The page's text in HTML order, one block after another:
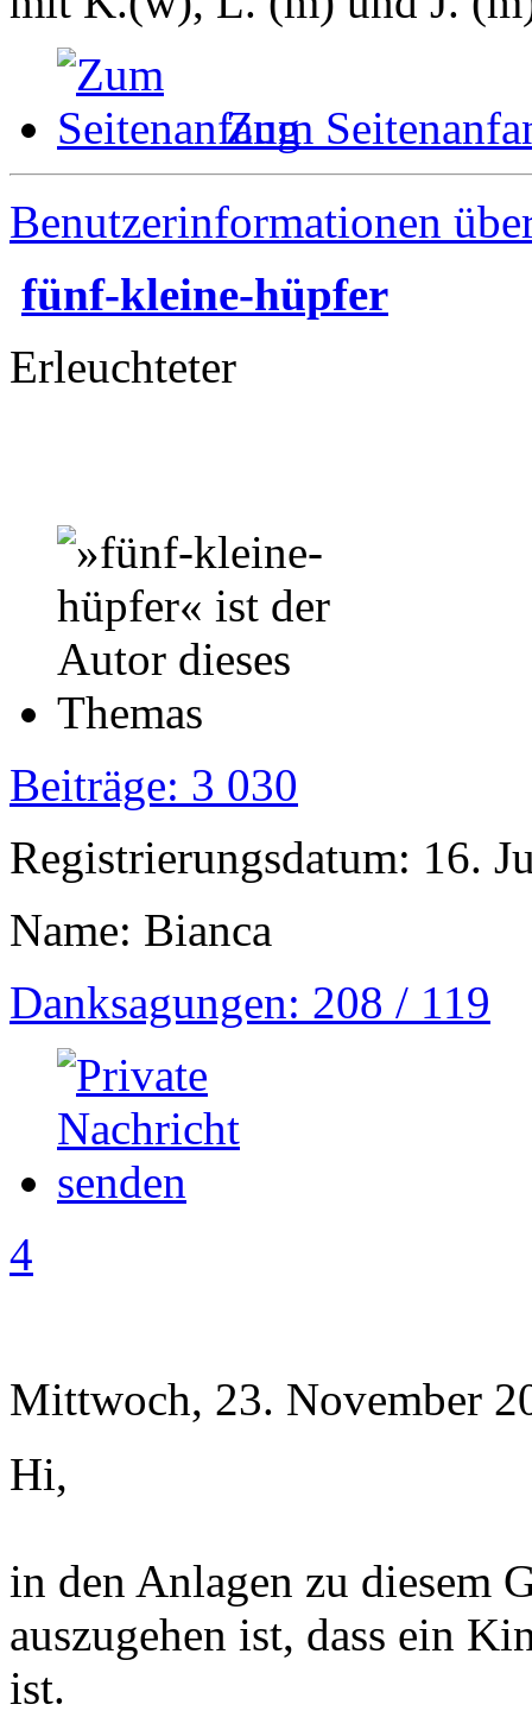
Zum
Benutzerinformationen
fünf-kleine-hüpfer
Erleuchteter
Beiträge: 3 030
Registrierungsdatum: 16.
Name: Bianca
Danksagungen: 208 / 119
4
Mittwoch, 23. November
Hi,
in den Anlagen zu diesem
auszugehen ist, dass ein
ist.